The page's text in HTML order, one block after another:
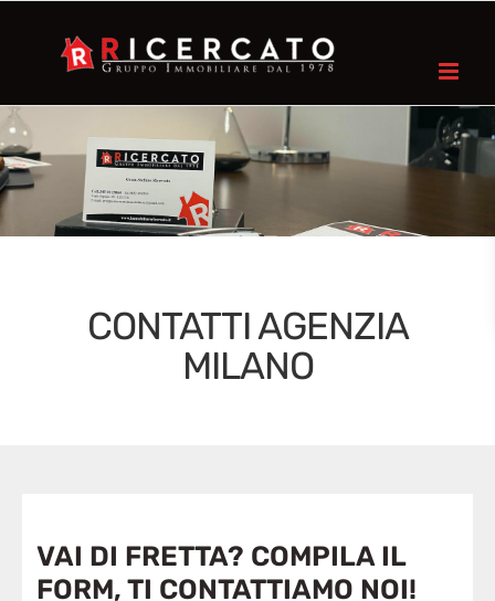
CONTATTI AGENZIA
MILANO
VAI DI FRETTA? COMPILA IL
FORM, TI CONTATTIAMO NOI!